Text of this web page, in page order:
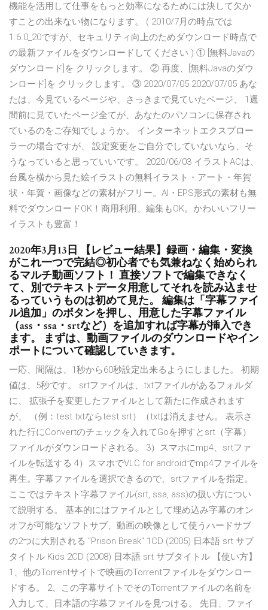
機能を活用して仕事をもっと効率になるためには決して欠か
すことの出来ない物になります。 ( 2010/7月の時点では
1.6.0_20ですが、セキュリティ向上のためダウンロード時点で
の最新ファイルをダウンロードしてください ) ① [無料Javaの
ダウンロード]を クリックします。 ② 再度、[無料Javaのダウ
ンロード]を クリックします。 ③ 2020/07/05 2020/07/05 あな
たは、今見ているページや、さっきまで見ていたページ、 1週
間前に見ていたページ全てが、あなたのパソコンに保存され
ているのをご存知でしょうか。 インターネットエクスプロー
ラーの場合ですが、 設定変更をご自分でしていないなら、そ
うなっていると思っていいです。 2020/06/03 イラストACは、
台風を横から見た絵イラストの無料イラスト・アート・年賀
状・年賀・画像などの素材がフリー。AI・EPS形式の素材も無
料でダウンロードOK！商用利用、編集もOK。かわいいフリー
イラストも豊富！
2020年3月13日 【レビュー結果】録画・編集・変換
がこれ一つで完結◎初心者でも気兼ねなく始められ
るマルチ動画ソフト！ 直接ソフトで編集できなく
て、別でテキストデータ用意してそれを読み込ませ
るっていうものは初めて見た。 編集は「字幕ファイ
ル追加」のボタンを押し、用意した字幕ファイル
（ass・ssa・srtなど）を追加すれば字幕が挿入でき
ます。 まずは、動画ファイルのダウンロードやイン
ポートについて確認していきます。
一応、間隔は、1秒から60秒設定出来るようにしました。 初期
値は、5秒です。 srtファイルは、txtファイルがあるフォルダ
に、 拡張子を変更したファイルとして新たに作成されます
が、 （例：test.txtならtest.srt）（txtは消えません。 表示さ
れた行にConvertのチェックを入れてGoを押すとsrt（字幕）
ファイルがダウンロードされる。 3）スマホにmp4、srtファ
イルを転送する 4）スマホでVLC for androidでmp4ファイルを
再生。字幕ファイルを選択できるので、srtファイルを指定。
ここではテキスト字幕ファイル(srt, ssa, ass)の扱い方につい
て説明する。 基本的にはファイルとして埋め込み字幕のオン
オフが可能なソフトサブ、動画の映像として使うハードサブ
の2つに大別される "Prison Break" 1CD (2005) 日本語 srt サブ
タイトル Kids 2CD (2008) 日本語 srt サブタイトル 【使い方】
1、他のTorrentサイトで映画のTorrentファイルをダウンロー
ドする。 2、この字幕サイトでそのTorrentファイルの名前を
入力して、日本語の字幕ファイルを見つける。 先日、ファイ